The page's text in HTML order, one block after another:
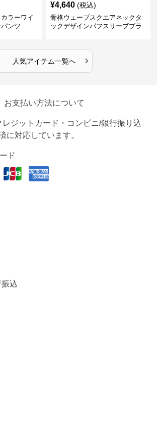
ラーワイ
ンツ
¥4,640 (税込)
骨格ウェーブスクエアネックタ
ックデザインパフスリーブブラ
人気アイテム一覧へ ›
お支払い方法について
レジットカード・コンビニ/銀行振り込
に対応しています。
ド
込